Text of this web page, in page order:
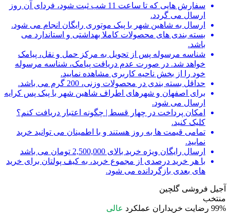
سفارش هایی که تا ساعت 11 شب ثبت شود، فردای آن روز
ارسال می گردد.
ارسال به شاهین شهر با پیک موتوری رایگان انجام می شود.
بسته بندی های محصولات کاملا بهداشتی و استاندارد می
باشد.
شناسه مرسوله پس از تحویل به مرکز حمل و نقل، پیامک
خواهد شد. در صورت عدم دریافت پیامک، شناسه مرسوله
خود را از بخش ناحیه کاربری مشاهده نمایید.
حداقل بسته بندی در محصولات وزنی، 200 گرم می باشد.
برای اصفهان و شهرهای اطراف شاهین شهر با پیک پس کرایه
ارسال می شود.
امکان پرداخت در چهار قسط | چگونه اعتبار دریافت کنم؟
کلیک کنید.
تمامی قیمت ها به روز هستند و با اطمینان می توانید خرید
نمایید.
ارسال رایگان ویژه خرید بالای 2,500,000 تومان می باشد
با هر خرید درصدی از مجموع خرید، به کیف پولتان برای خرید
های بعدی بازگردانده می شود.
آجیل فروشی گلچین
منتخب
99% رضایت خریداران عملکرد عالی